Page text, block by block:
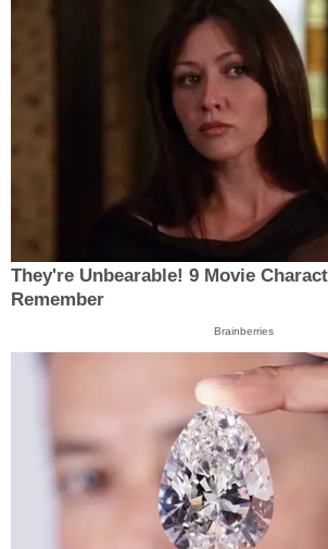
They're Unbearable! 9 Movie
Remember
Brainberries